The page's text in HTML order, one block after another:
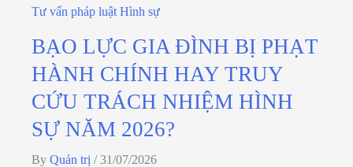
Tư vấn pháp luật Hình sự
BẠO LỰC GIA ĐÌNH BỊ PHẠT
HÀNH CHÍNH HAY TRUY
CỨU TRÁCH NHIỆM HÌNH
SỰ NĂM 2026?
By Quản trị /31/07/2026